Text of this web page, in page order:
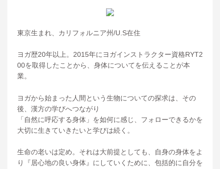
東京生まれ、カリフォルニア州/U.S在住
ヨガ歴20年以上。2015年にヨガインストラクター資格RYT2
00を取得したことから、身体についてを伝えることが本
業。
ヨガから始まった人間という生物についての探求は、その
後、漢方の学びへつながり
「自然に呼応する身体」を如何に感じ、フォローできるかを
大切に生きていきたいと学びは続く。
生命の老いは定め。それは大前提としても、自身の身体をよ
り『居心地の良い身体』にしていくために、包括的に自分を